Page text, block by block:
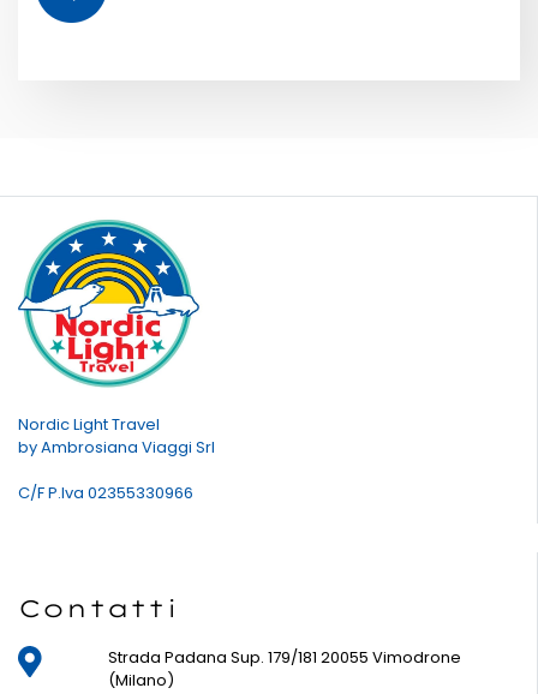
Nordic Light Travel
by Ambrosiana Viaggi Srl
C/F P.Iva 02355330966
Contatti
Strada Padana Sup. 179/181 20055 Vimodrone
(Milano)